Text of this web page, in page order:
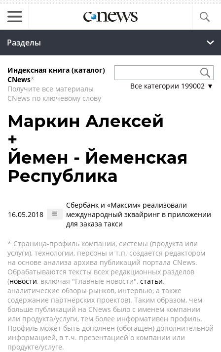
Разделы
Индексная книга (каталог)
CNews*
Получите все материалы
CNews по ключевому слову
Все категории 199002 ▼
Маркин Алексей
+
Йемен - Йеменская
Республика
16.05.2018
Сбербанк и «Максим» реализовали
международный эквайринг в приложении
для заказа такси
* Страница-профиль компании, системы (продукта или
услуги), технологии, персоны и т.п. создается редактором
на основе анализа архива публикаций портала CNews.
Обрабатываются тексты всех редакционных разделов
(новости, включая "Главные новости", статьи,
аналитические обзоры рынков, интервью, а также
содержание партнёрских проектов). Таким образом, чем
больше публикаций на CNews было с именем компании
или продукта/услуги, тем более информативен профиль.
Профиль может быть дополнен (обогащен) дополнительной
информацией, в т.ч. презентацией о компании или
продукте/услуге.